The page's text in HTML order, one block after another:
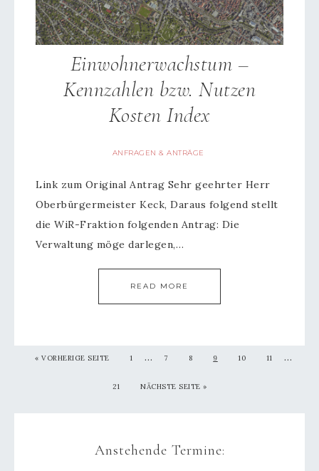
Einwohnerwachstum –
Kennzahlen bzw. Nutzen
Kosten Index
ANFRAGEN & ANTRÄGE
Link zum Original Antrag Sehr geehrter Herr
Oberbürgermeister Keck, Daraus folgend stellt
die WiR-Fraktion folgenden Antrag: Die
Verwaltung möge darlegen,…
READ MORE
« VORHERIGE SEITE 1 … 7 8 9 10 11 …
21 NÄCHSTE SEITE »
Anstehende Termine: